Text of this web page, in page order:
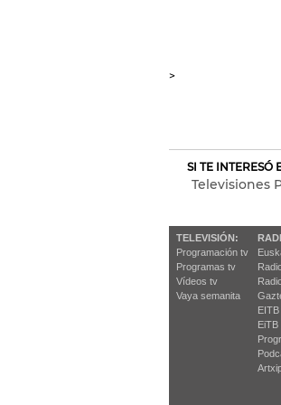
>
SI TE INTERESÓ
Televisiones
TELEVISIÓN:
Programación tv
Programas tv
Vídeos tv
Vaya semanita